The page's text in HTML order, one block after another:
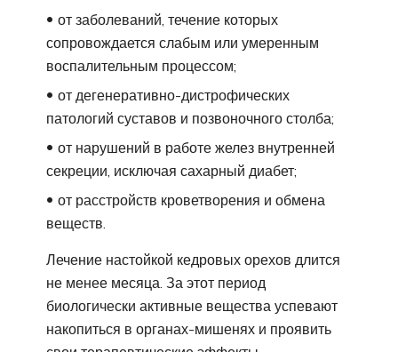
от заболеваний, течение которых
сопровождается слабым или умеренным
воспалительным процессом;
от дегенеративно-дистрофических
патологий суставов и позвоночного столба;
от нарушений в работе желез внутренней
секреции, исключая сахарный диабет;
от расстройств кроветворения и обмена
веществ.
Лечение настойкой кедровых орехов длится
не менее месяца. За этот период
биологически активные вещества успевают
накопиться в органах-мишенях и проявить